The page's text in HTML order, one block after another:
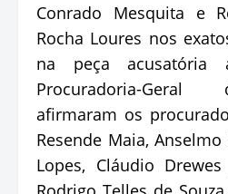
Conrado Mesquita e
Rocha Loures nos
na peça acusatória
Procuradoria-
afirmaram os
Resende Maia,
Lopes, Cláudio